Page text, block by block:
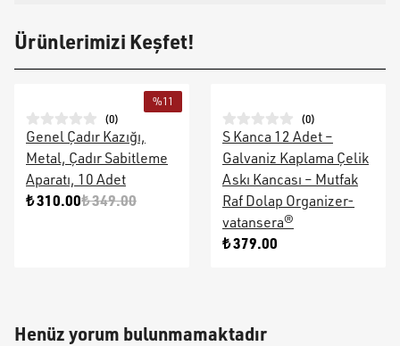
Ürünlerimizi Keşfet!
%11
(0)
Genel Çadır Kazığı,
Metal, Çadır Sabitleme
Aparatı, 10 Adet
₺ 310.00₺ 349.00
(0)
S Kanca 12 Adet –
Galvaniz Kaplama Çelik
Askı Kancası – Mutfak
Raf Dolap Organizer-
vatansera®
₺ 379.00
Henüz yorum bulunmamaktadır